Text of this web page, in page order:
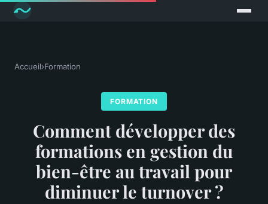
Accueil›Formation
FORMATION
Comment développer des
formations en gestion du
bien-être au travail pour
diminuer le turnover ?